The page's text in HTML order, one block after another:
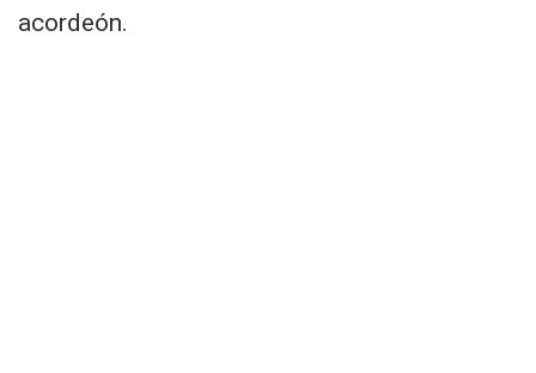
acordeón.